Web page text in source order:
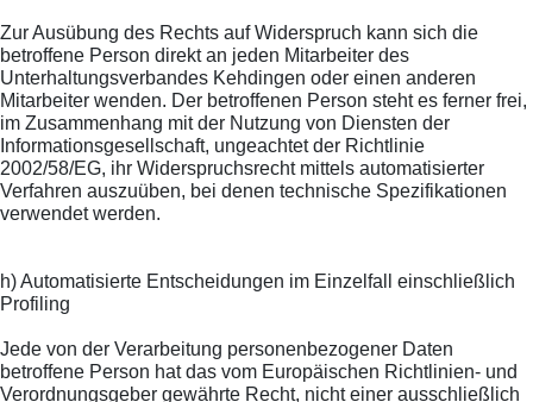
Zur Ausübung des Rechts auf Widerspruch kann sich die
betroffene Person direkt an jeden Mitarbeiter des
Unterhaltungsverbandes Kehdingen oder einen anderen
Mitarbeiter wenden. Der betroffenen Person steht es ferner frei,
im Zusammenhang mit der Nutzung von Diensten der
Informationsgesellschaft, ungeachtet der Richtlinie
2002/58/EG, ihr Widerspruchsrecht mittels automatisierter
Verfahren auszuüben, bei denen technische Spezifikationen
verwendet werden.
h) Automatisierte Entscheidungen im Einzelfall einschließlich
Profiling
Jede von der Verarbeitung personenbezogener Daten
betroffene Person hat das vom Europäischen Richtlinien- und
Verordnungsgeber gewährte Recht, nicht einer ausschließlich